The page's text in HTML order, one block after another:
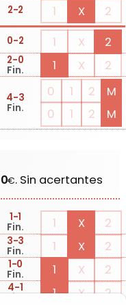
2-2 1 X 2
0-2 1 X 2
2-0
Fin. 1 X 2
4-3
Fin.
0 1 2
M
0
1 2 M
€. Sin acertantes
1-1
Fin. 1 X 2
3-3
Fin. 1 X 2
1-0
Fin. 1 X 2
4-1
Fin. 1 X 2